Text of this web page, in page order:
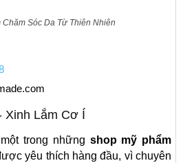
Sóc Da Từ Thiên Nhiên
Xinh Lắm Cơ Í
trong những shop mỹ phẩm
yêu thích hàng đầu, vì chuyên